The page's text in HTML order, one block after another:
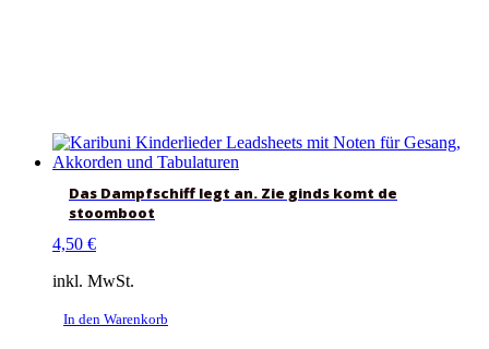
Das Dampfschiff legt an. Zie ginds komt de
stoomboot
4,50 €
inkl. MwSt.
In den Warenkorb